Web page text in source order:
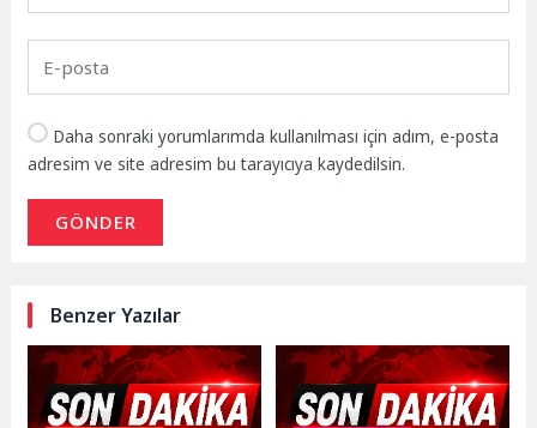
Daha sonraki yorumlarımda kullanılması için adım, e-posta
adresim ve site adresim bu tarayıcıya kaydedilsin.
GÖNDER
Benzer Yazılar